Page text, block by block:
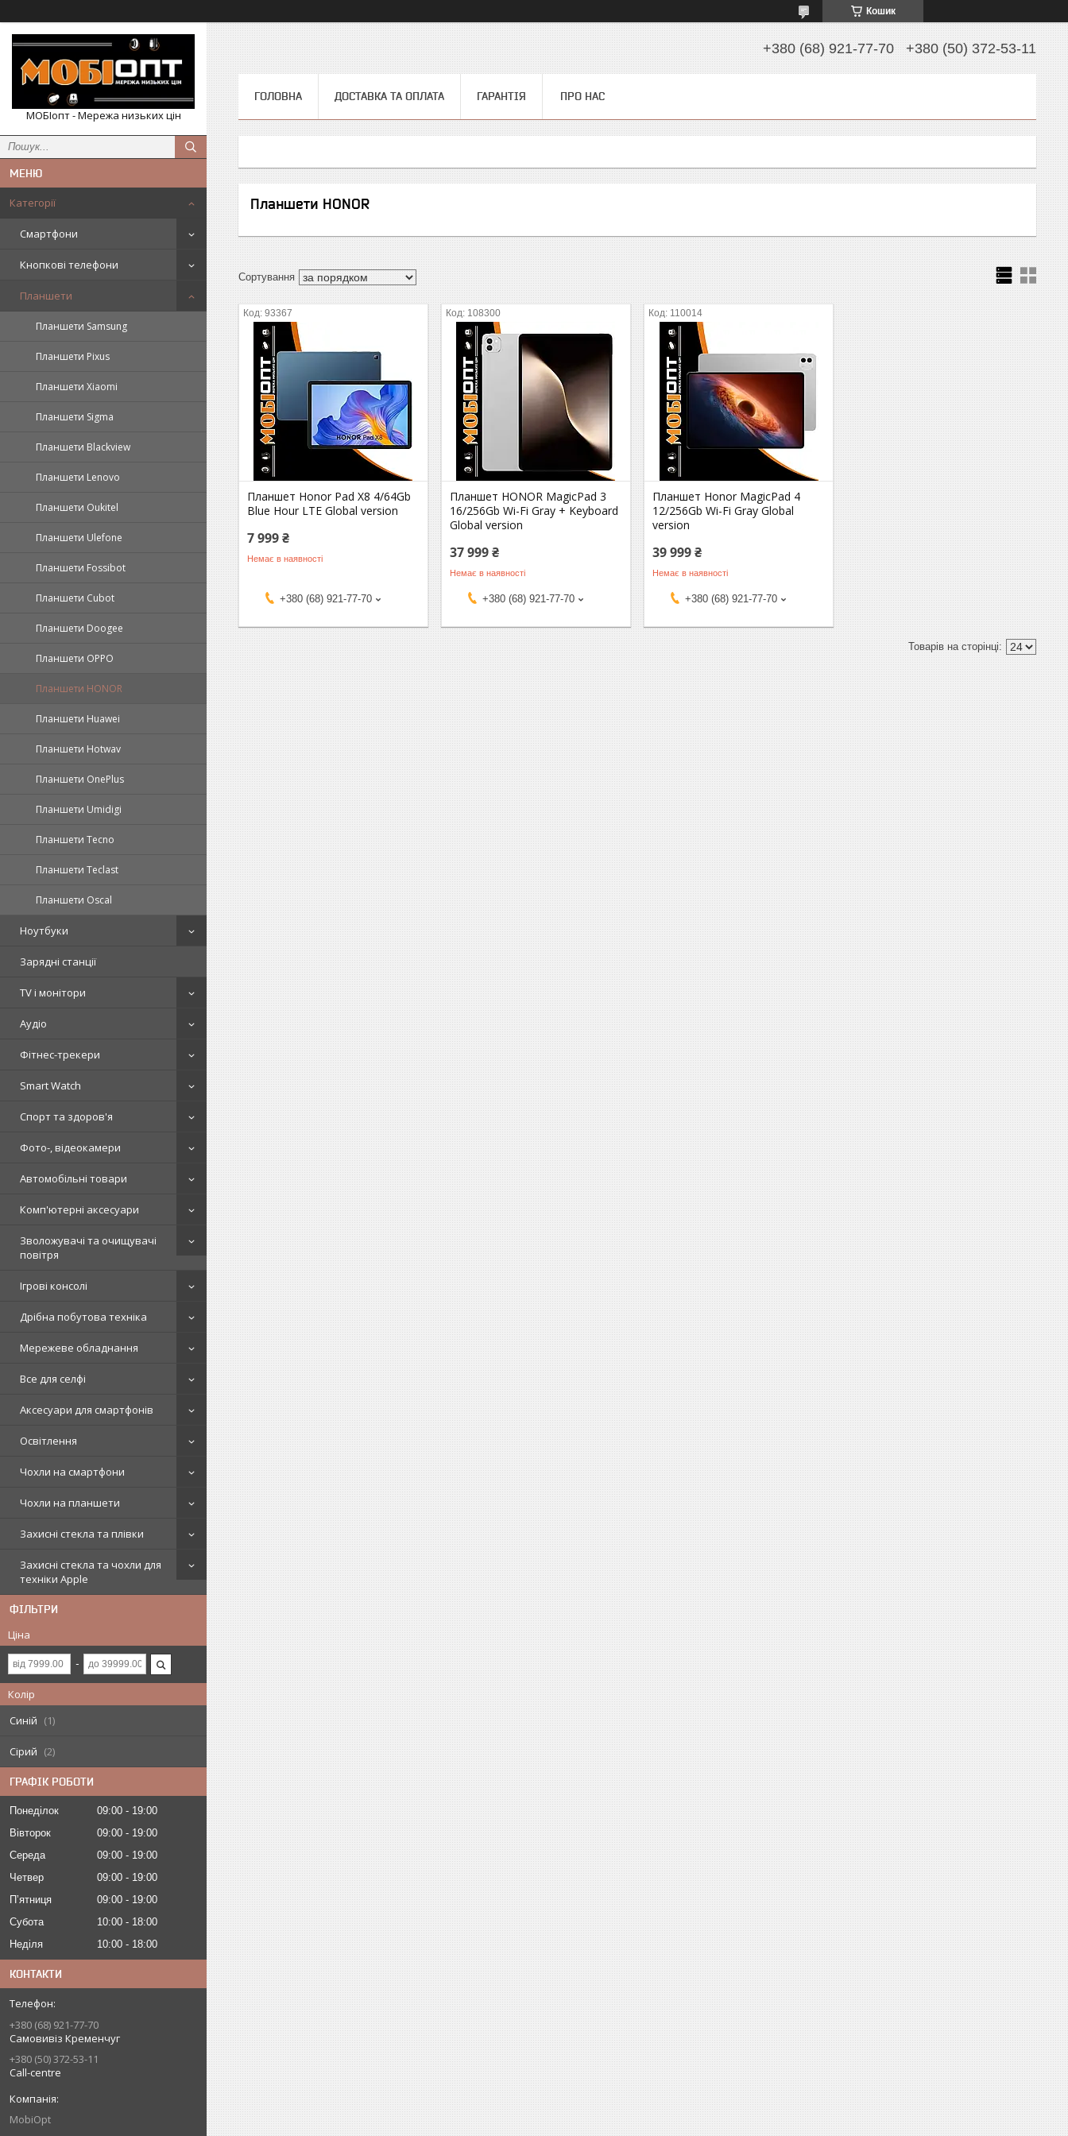
Кошик
МОБІопт - Мережа низьких цін
Категорії
Смартфони
Кнопкові телефони
Планшети
Планшети Samsung
Планшети Pixus
Планшети Xiaomi
Планшети Sigma
Планшети Blackview
Планшети Lenovo
Планшети Oukitel
Планшети Ulefone
Планшети Fossibot
Планшети Cubot
Планшети Doogee
Планшети OPPO
Планшети HONOR
Планшети Huawei
Планшети Hotwav
Планшети OnePlus
Планшети Umidigi
Планшети Tecno
Планшети Teclast
Планшети Oscal
Ноутбуки
Зарядні станції
TV і монітори
Аудіо
Фітнес-трекери
Smart Watch
Спорт та здоров'я
Фото-, відеокамери
Автомобільні товари
Комп'ютерні аксесуари
Зволожувачі та очищувачі
повітря
Ігрові консолі
Дрібна побутова техніка
Мережеве обладнання
Все для селфі
Аксесуари для смартфонів
Освітлення
Чохли на смартфони
Чохли на планшети
Захисні стекла та плівки
Захисні стекла та чохли для
техніки Apple
ФІЛЬТРИ
Ціна
Колір
Синій
1
Сірий 2
ГРАФІК РОБОТИ
Понеділок 09:00
19:00
Вівторок
09:00
19:00
Середа
09:00
19:00
Четвер
09:00
19:00
Пʼятниця
09:00
19:00
Субота
10:00
18:00
Неділя
10:00 18:00
КОНТАКТИ
+380 (68) 921-77-70
Самовивіз Кременчуг
+380 (50) 372-53-11
Call-centre
MobiOpt
+380 (68) 921-77-70 +380 (50) 372-53-11
ГОЛОВНА ДОСТАВКА ТА ОПЛАТА ГАРАНТІЯ ПРО НАС
Планшети HONOR
93367
Планшет Honor Pad X8 4/64Gb
Blue Hour LTE Global version
7 999 ₴
Немає в наявності
+380 (68) 921-77-70
108300
Планшет HONOR MagicPad 3
16/256Gb Wi-Fi Gray + Keyboard
Global version
37 999 ₴
Немає в наявності
+380 (68) 921-77-70
110014
Планшет Honor MagicPad 4
12/256Gb Wi-Fi Gray Global
version
39 999 ₴
Немає в наявності
+380 (68) 921-77-70